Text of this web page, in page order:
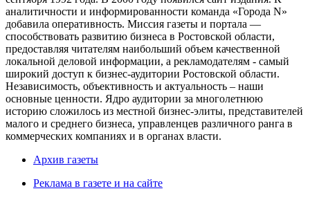
аналитичности и информированности команда «Города N»
добавила оперативность. Миссия газеты и портала —
способствовать развитию бизнеса в Ростовской области,
предоставляя читателям наибольший объем качественной
локальной деловой информации, а рекламодателям - самый
широкий доступ к бизнес-аудитории Ростовской области.
Независимость, объективность и актуальность – наши
основные ценности. Ядро аудитории за многолетнюю
историю сложилось из местной бизнес-элиты, представителей
малого и среднего бизнеса, управленцев различного ранга в
коммерческих компаниях и в органах власти.
Архив газеты
Реклама в газете и на сайте